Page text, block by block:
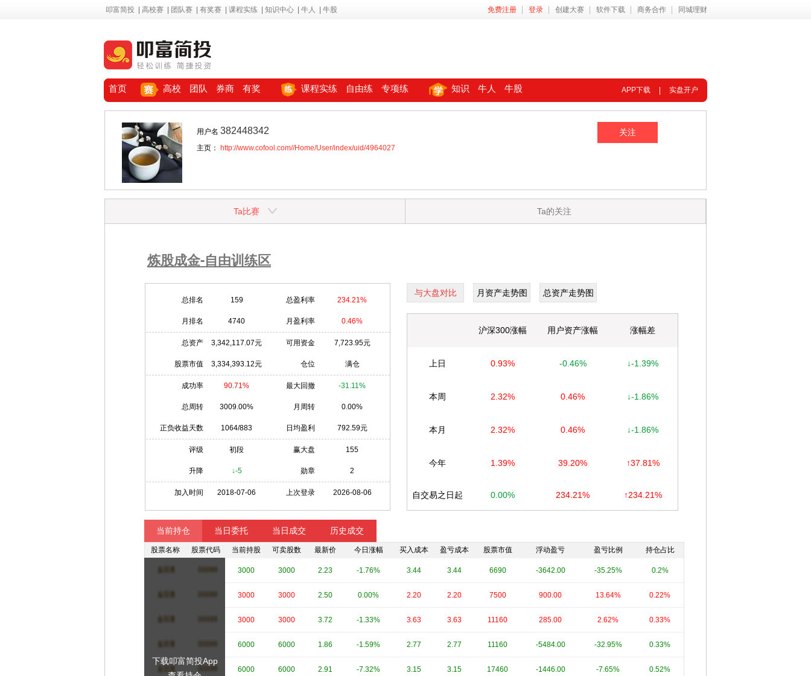
叩富简投 高校赛 团队赛 有奖赛 课程实练 知识中心 牛人 牛股 免费注册 登录 创建大赛 软件下载 商务合作 同城理财
首页 高校 团队 券商 有奖 课程实练 自由练 专项练 知识 牛人 牛股 APP下载 实盘开户
用户名 382448342
主页： http://www.cofool.com//Home/User/index/uid/4964027
Ta比赛 Ta的关注
炼股成金-自由训练区
总排名 159 总盈利率 234.21%
月排名 4740 月盈利率 0.46%
总资产 3,342,117.07元 可用资金 7,723.95元
股票市值 3,334,393.12元 仓位 满仓
成功率 90.71% 最大回撤 -31.11%
总周转 3009.00% 月周转 0.00%
正负收益天数 1064/883 日均盈利 792.59元
评级 初段 赢大盘 155
升降 ↓-5 勋章 2
加入时间 2018-07-06 上次登录 2026-08-06
与大盘对比 月资产走势图 总资产走势图
沪深300涨幅 用户资产涨幅 涨幅差
上日 0.93% -0.46% ↓-1.39%
本周 2.32% 0.46% ↓-1.86%
本月 2.32% 0.46% ↓-1.86%
今年 1.39% 39.20% ↑37.81%
自交易之日起 0.00% 234.21% ↑234.21%
当前持仓 当日委托 当日成交 历史成交
股票名称 股票代码 当前持股 可卖股数 最新价 今日涨幅 买入成本 盈亏成本 股票市值 浮动盈亏 盈亏比例 持仓占比
**** 3000 3000 2.23 -1.76% 3.44 3.44 6690 -3642.00 -35.25% 0.2%
**** 3000 3000 2.50 0.00% 2.20 2.20 7500 900.00 13.64% 0.22%
**** 3000 3000 3.72 -1.33% 3.63 3.63 11160 285.00 2.62% 0.33%
**** 6000 6000 1.86 -1.59% 2.77 2.77 11160 -5484.00 -32.95% 0.33%
**** 6000 6000 2.91 -7.32% 3.15 3.15 17460 -1446.00 -7.65% 0.52%
下载叩富简投App